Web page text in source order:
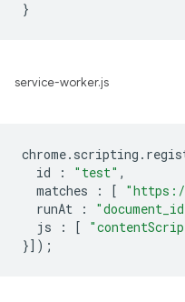
service-worker.js
chrome. scripting .
id
: "test" ,
matches
: [
runAt
:
js
: [
}]);